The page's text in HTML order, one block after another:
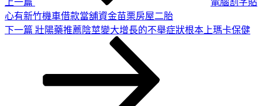
心有新竹機車借款當舖資金苗栗房屋二胎
下
下一篇 壯陽藥推薦陰莖變大增長的不舉症狀根本上瑪卡保健